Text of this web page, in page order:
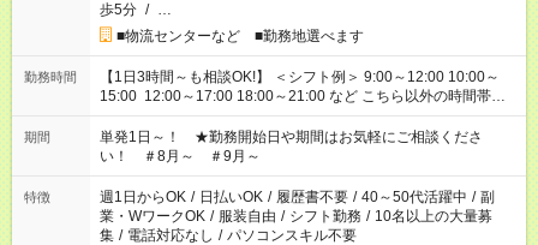
歩5分 / …
■物流センターなど ■勤務地選べます
勤務時間
【1日3時間～も相談OK!】 ＜シフト例＞ 9:00～12:00 10:00～
15:00 12:00～17:00 18:00～21:00 など こちら以外の時間帯も
お気軽にご相談ください！
期間
単発1日～！ ★勤務開始日や期間はお気軽にご相談くださ
い！ ＃8月～ ＃9月～
特徴 週1日からOK / 日払いOK / 履歴書不要 / 40～50代活躍中 / 副
業・WワークOK / 服装自由 / シフト勤務 / 10名以上の大量募
集 / 電話対応なし / パソコンスキル不要